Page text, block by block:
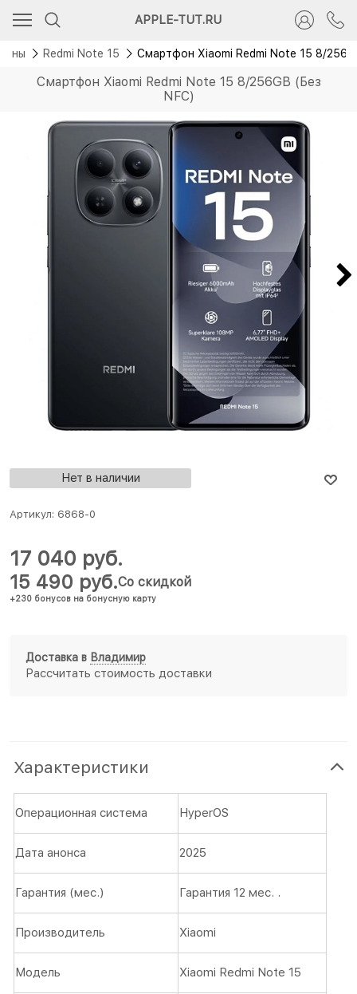
APPLE-TUT.RU
Redmi Note 15 Смартфон Xiaomi Redmi Note 15 8/
Смартфон Xiaomi Redmi Note 15 8/256GB (Без
NFC)
Нет в наличии
Артикул: 6868-0
15 490 руб.
+230 бонусов на бонусную карту
Со скидкой
17 040 руб.
Доставка в Владимир
Рассчитать стоимость доставки
Характеристики
Операционная система HyperOS
Дата анонса 2025
Гарантия (мес.) Гарантия 12 мес. .
Производитель Xiaomi
Модель Xiaomi Redmi Note 15